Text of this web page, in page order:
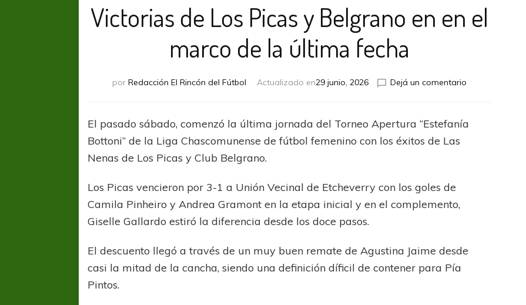
Victorias de Los Picas y Belgrano en en el
marco de la última fecha
por Redacción El Rincón del Fútbol Actualizado en29 junio, 2026 Dejá un comentarioen
Picas
fecha
El pasado sábado, comenzó la última jornada del Torneo Apertura “Estefanía
Bottoni” de la Liga Chascomunense de fútbol femenino con los éxitos de Las
Nenas de Los Picas y Club Belgrano.
Los Picas vencieron por 3-1 a Unión Vecinal de Etcheverry con los goles de
Camila Pinheiro y Andrea Gramont en la etapa inicial y en el complemento,
Giselle Gallardo estiró la diferencia desde los doce pasos.
El descuento llegó a través de un muy buen remate de Agustina Jaime desde
casi la mitad de la cancha, siendo una definición díficil de contener para Pía
Pintos.